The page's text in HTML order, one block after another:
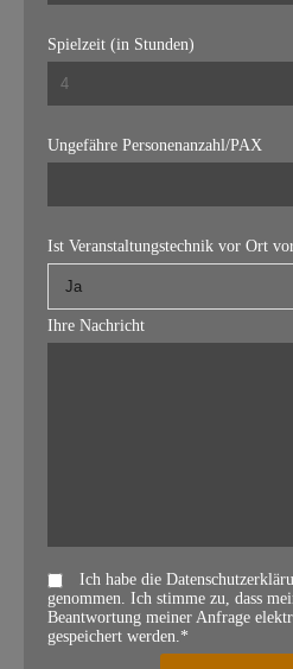
Spielzeit (in Stunden)
Ungefähre Personenanzahl/PAX
Ist Veranstaltungstechnik vor Ort
Ihre Nachricht
Ich habe die
genommen. Ich stimme zu, dass
Beantwortung meiner Anfrage
gespeichert werden.*